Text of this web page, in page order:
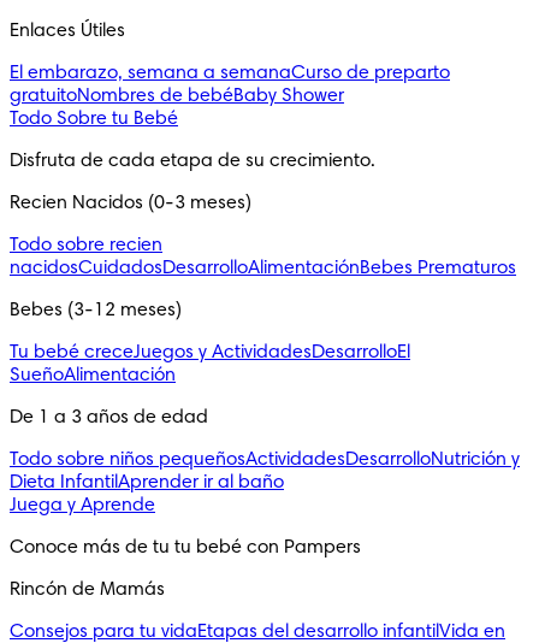
Enlaces Útiles
El embarazo, semana a semanaCurso de preparto
gratuitoNombres de bebéBaby Shower
Todo Sobre tu Bebé
Disfruta de cada etapa de su crecimiento.
Recien Nacidos (0-3 meses)
Todo sobre recien
nacidosCuidadosDesarrolloAlimentaciónBebes Prematuros
Bebes (3-12 meses)
Tu bebé creceJuegos y ActividadesDesarrolloEl
SueñoAlimentación
De 1 a 3 años de edad
Todo sobre niños pequeñosActividadesDesarrolloNutrición y
Dieta InfantilAprender ir al baño
Juega y Aprende
Conoce más de tu tu bebé con Pampers
Rincón de Mamás
Consejos para tu vidaEtapas del desarrollo infantilVida en